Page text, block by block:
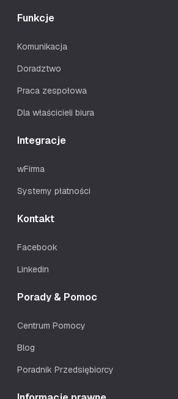
Funkcje
Komunikacja
Doradztwo
Praca zespołowa
Dla właścicieli biura
Integracje
wFirma
Systemy płatności
Kontakt
Facebook
Linkedin
Porady & Pomoc
Centrum Pomocy
Blog
Poradnik Przedsiębiorcy